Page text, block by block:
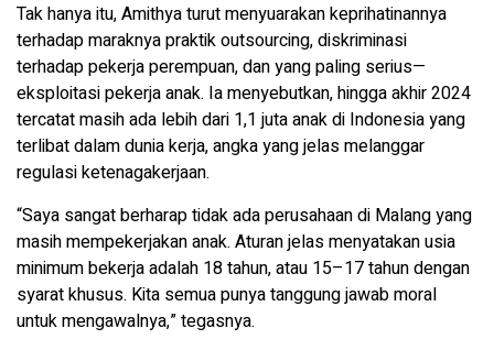
Tak hanya itu, Amithya turut menyuarakan keprihatinannya
terhadap maraknya praktik outsourcing, diskriminasi
terhadap pekerja perempuan, dan yang paling serius—
eksploitasi pekerja anak. Ia menyebutkan, hingga akhir 2024
tercatat masih ada lebih dari 1,1 juta anak di Indonesia yang
terlibat dalam dunia kerja, angka yang jelas melanggar
regulasi ketenagakerjaan.
“Saya sangat berharap tidak ada perusahaan di Malang yang
masih mempekerjakan anak. Aturan jelas menyatakan usia
minimum bekerja adalah 18 tahun, atau 15–17 tahun dengan
syarat khusus. Kita semua punya tanggung jawab moral
untuk mengawalnya,” tegasnya.